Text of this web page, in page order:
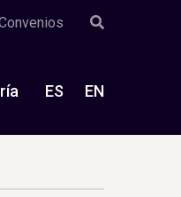
ES EN